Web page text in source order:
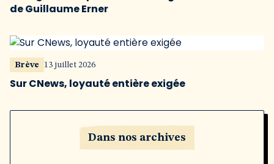
de Guillaume Erner
Brève 13 juillet 2026
Sur CNews, loyauté entière exigée
Dans nos archives